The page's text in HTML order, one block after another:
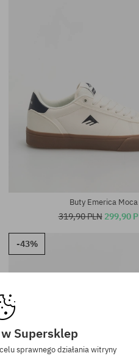
Buty Emerica Moca
319,90 PLN 299,90
-43%
Supersklep
sprawnego działania witryny